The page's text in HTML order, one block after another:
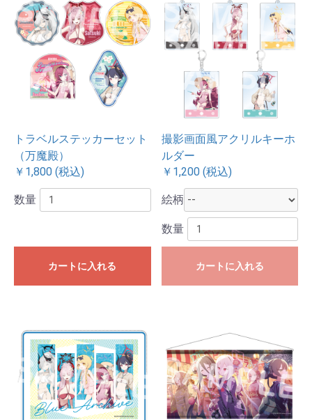
トラベルステッカーセット
（万魔殿）
￥1,800 (税込)
数量
カートに入れる
撮影画面風アクリルキーホ
ルダー
￥1,200 (税込)
絵柄
数量
カートに入れる